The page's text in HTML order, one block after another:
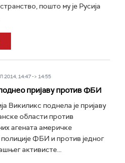
пошто му је Русија
14:47 -> 14:55
пријаву против ФБИ
Викиликс поднела је пријаву
области против
агената америчке
ФБИ и против једног
активисте...